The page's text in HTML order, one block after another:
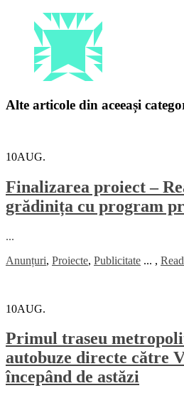
Alte articole din aceeași
10AUG.
Finalizarea proiect –
grădinița cu program
...
Anunțuri, Proiecte, Publicitate ... ,
10AUG.
Primul traseu
autobuze directe către
începând de astăzi